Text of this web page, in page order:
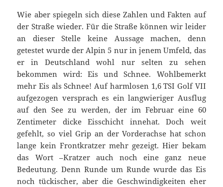
Wie aber spiegeln sich diese Zahlen und Fakten auf
der Straße wieder. Für die Straße können wir leider
an dieser Stelle keine Aussage machen, denn
getestet wurde der Alpin 5 nur in jenem Umfeld, das
er in Deutschland wohl nur selten zu sehen
bekommen wird: Eis und Schnee. Wohlbemerkt
mehr Eis als Schnee! Auf harmlosen 1,6 TSI Golf VII
aufgezogen versprach es ein langwieriger Ausflug
auf den See zu werden, der im Februar eine 60
Zentimeter dicke Eisschicht innehat. Doch weit
gefehlt, so viel Grip an der Vorderachse hat schon
lange kein Frontkratzer mehr gezeigt. Hier bekam
das Wort –Kratzer auch noch eine ganz neue
Bedeutung. Denn Runde um Runde wurde das Eis
noch tückischer, aber die Geschwindigkeiten eher